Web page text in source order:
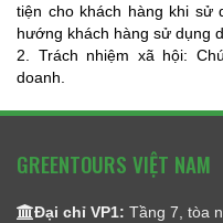
tiện cho khách hàng khi sử
hướng khách hàng sử dụng
2. Trách nhiệm xã hội:
doanh.
GREENTOURS VIỆT NAM
Đại chỉ VP1: Tầng 7, tòa